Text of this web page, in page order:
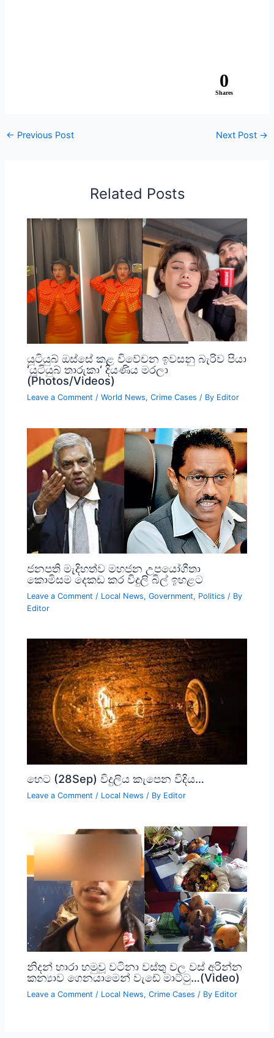
0
Shares
← Previous Post Next Post →
Related Posts
යූටියුබ් ඔස්සේ කළ විවේචන ඉවසනු බැරිව පියා
‘යූටියුබ් තාරුකා‘ දියණිය මරලා
(Photos/Videos)
Leave a Comment /World News,Crime Cases / By Editor
ජනපති මැදිහත්ව මහජන උපයෝගීතා
කොමිසම දෙකඩ කර විදුලි බිල් ඉහළට
Leave a Comment / Local News,Government, Politics / By
Editor
හෙට (28Sep) විදුලිය කැපෙන විදිය…
Leave a Comment / Local News / By Editor
නිදන් හාරා හමුවූ වටිනා වස්තු වල වස් අරින්න
කන්‍යාව ගෙනයාමෙන් වැඩේ මාට්ටු…(Video)
Leave a Comment / Local News,Crime Cases / By Editor